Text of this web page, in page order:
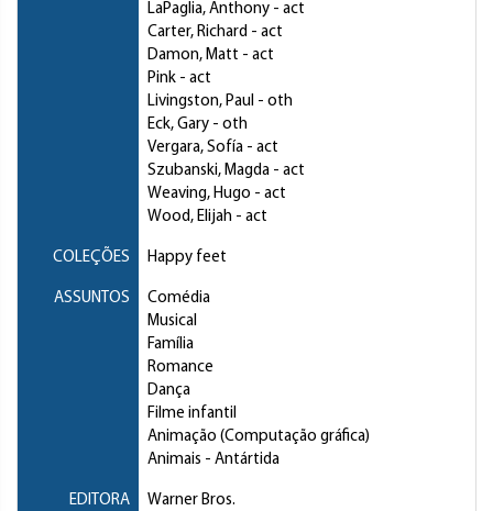
LaPaglia, Anthony - act
Carter, Richard - act
Damon, Matt - act
Pink - act
Livingston, Paul - oth
Eck, Gary - oth
Vergara, Sofía - act
Szubanski, Magda - act
Weaving, Hugo - act
Wood, Elijah - act
COLEÇÕES Happy feet
ASSUNTOS
Comédia
Musical
Família
Romance
Dança
Filme infantil
Animação (Computação gráfica)
Animais - Antártida
EDITORA Warner Bros.